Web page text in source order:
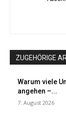
ZUGEHÖRIGE
Warum viele
angehen –...
7. August 2026